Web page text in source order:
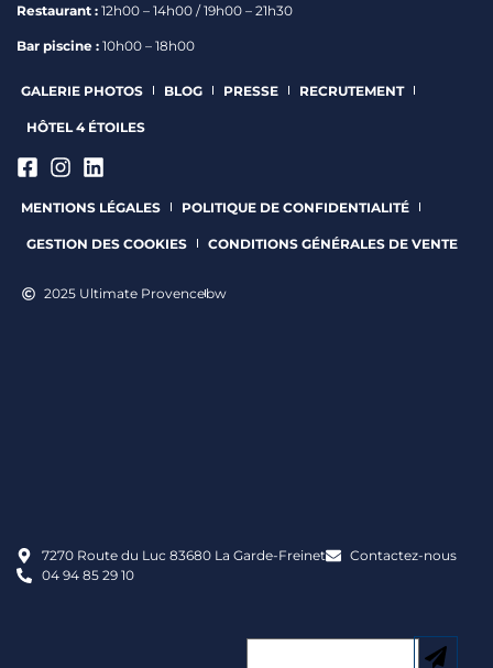
Restaurant : 12h00 – 14h00 / 19h00 – 21h30
Bar piscine : 10h00 – 18h00
GALERIE PHOTOS BLOG PRESSE RECRUTEMENT
HÔTEL 4 ÉTOILES
MENTIONS LÉGALES POLITIQUE DE CONFIDENTIALITÉ
GESTION DES COOKIES CONDITIONS GÉNÉRALES DE VENTE
2025 Ultimate Provencebw
7270 Route du Luc 83680 La Garde-Freinet
Contactez-nous
04 94 85 29 10